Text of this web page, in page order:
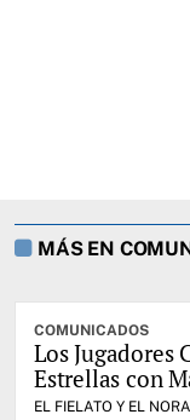
MÁS EN
COMUNICADOS
Los Jugadores
Estrellas con
EL FIELATO Y EL NORA